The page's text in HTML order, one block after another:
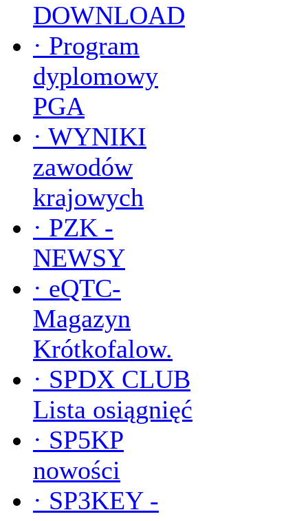
DOWNLOAD
· Program
dyplomowy
PGA
· WYNIKI
zawodów
krajowych
· PZK -
NEWSY
· eQTC-
Magazyn
Krótkofalow.
· SPDX CLUB
Lista osiągnięć
· SP5KP
nowości
· SP3KEY -